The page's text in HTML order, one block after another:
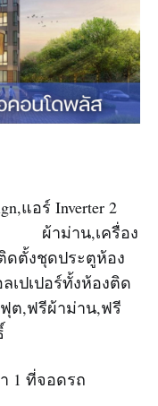
แอร์ Inverter 2
, ผ้าม่าน,เครื่อง
ดตั้งชุดประตูห้อง
เปเปอร์ทั้งห้องติด
ต,ฟรีผ้าม่าน,ฟรี
1 ที่จอดรถ